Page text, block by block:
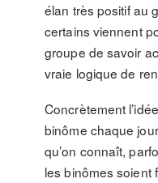
élan très positif au
certains viennent
groupe de savoir
vraie logique de
Concrètement
binôme chaque
qu’on connaît,
les binômes soient